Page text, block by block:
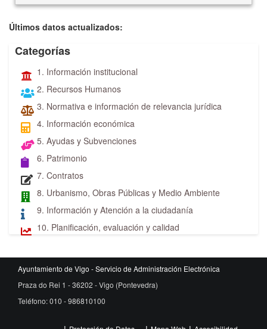
Últimos datos actualizados:
Categorías
1. Información institucional
2. Recursos Humanos
3. Normativa e información de relevancia jurídica
4. Información económica
5. Ayudas y Subvenciones
6. Patrimonio
7. Contratos
8. Urbanismo, Obras Públicas y Medio Ambiente
9. Información y Atención a la ciudadanía
10. Planificación, evaluación y calidad
Ayuntamiento de Vigo - Servicio de Administración Electrónica
Praza do Rei 1 - 36202 - Vigo (Pontevedra)
Teléfono: 010 - 986810100